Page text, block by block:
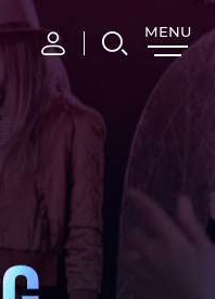
MENU
CLOSE